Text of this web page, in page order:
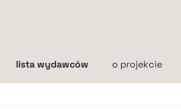
lista wydawców o projekcie